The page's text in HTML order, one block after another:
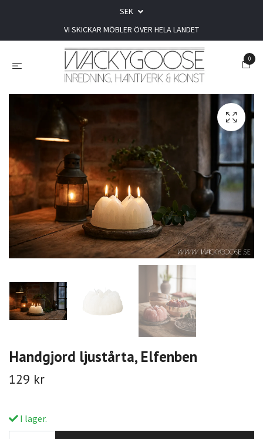
SEK
VI SKICKAR MÖBLER ÖVER HELA LANDET
0
Handgjord ljustårta, Elfenben
129 kr
I lager.